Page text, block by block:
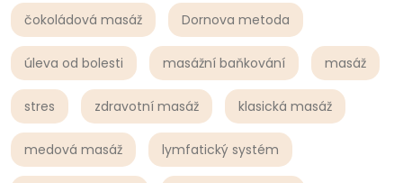
čokoládová masáž Dornova metoda
úleva od bolesti masážní baňkování masáž
stres zdravotní masáž klasická masáž
medová masáž lymfatický systém